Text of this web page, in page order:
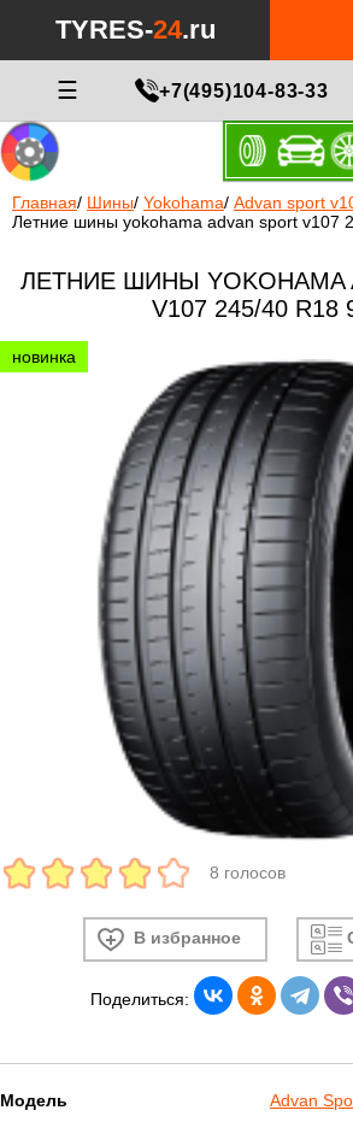
TYRES-24.ru
☰ +7(495)104-83-33
Главная/ Шины/ Yokohama/ Advan sport
Летние шины yokohama advan sport v107
ЛЕТНИЕ ШИНЫ YOKOHAMA
V107 245/40 R18
новинка
8 голосов
В избранное
Поделиться:
Модель Advan